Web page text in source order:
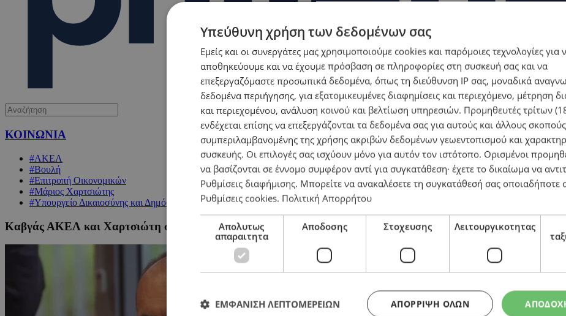
ΚΟΙΝΩΝΙΑ
#ΑΚΕΛ
#Βουλή
#Επιτροπή Οικονομικών
#Μάριος Χαρτσιώτης
#Υπουργείο Δικαιοσύνης και Δημόσιας Τάξης
Καβγάς ΑΚΕΛ και Χαρτσιώτη στη Βουλή: «Είσαι ο μόνος υπουργός που θίγουμε» – «Ακούω σχόλια απαξιωτικά
Υπεύθυνη χρήση των δεδομένων σας
Εμείς και οι συνεργάτες μας χρησιμοποιούμε cookies και παρόμοιες τεχνολογίες για
αποθηκεύουμε και να έχουμε πρόσβαση σε πληροφορίες στη συσκευή σας και να
επεξεργαζόμαστε προσωπικά δεδομένα, όπως τη διεύθυνση IP σας, μοναδικά
δεδομένα περιήγησης, για εξατομικευμένες διαφημίσεις και περιεχόμενο, μέτρηση
και περιεχομένου, ανάλυση κοινού και βελτίωση υπηρεσιών. Προμηθευτές τρίτων
ενδέχεται επίσης να επεξεργάζονται τα δεδομένα σας για αυτούς και άλλους
συμπεριλαμβανομένης της χρήσης ακριβών δεδομένων γεωεντοπισμού και
συσκευής. Οι επιλογές σας ισχύουν μόνο για αυτόν τον ιστότοπο. Ορισμένοι
να βασίζονται σε έννομο συμφέρον αντί για συγκατάθεση· έχετε το δικαίωμα να
Ρυθμίσεις διαφήμισης. Μπορείτε να ανακαλέσετε τη συγκατάθεσή σας οποιαδήποτε
Ρυθμίσεις cookies. Πολιτική Απορρήτου
Απολυτως
απαραιτητα
Αποδοσης Στοχευσης Λειτουργικοτητας
ΑΠΌΡΡΙΨΗ ΌΛΩΝ
ΕΜΦΑΝΙΣΗ ΛΕΠΤΟΜΕΡΕΙΩΝ